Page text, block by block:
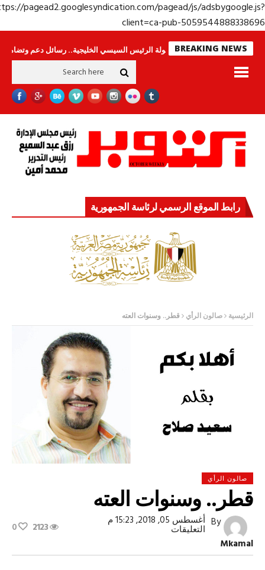
https://pagead2.googlesyndication.com/pagead/js/
client=ca-pub-
BREAKING NEWS
لا ينامون جولة الرئيس السيسي الخليجية.. رسائل دعم وتضامن للأشقاء
رابط الموقع الرسمي لرئاسة الجمهورية
الرئيسية صالون الرأي قطر.. وسنوات العته
صالون الرأي
قطر.. وسنوات العته
By
Mkamal
أغسطس 05, 2018, 15:23 م
التعليقاتعلى
العته
2123
0